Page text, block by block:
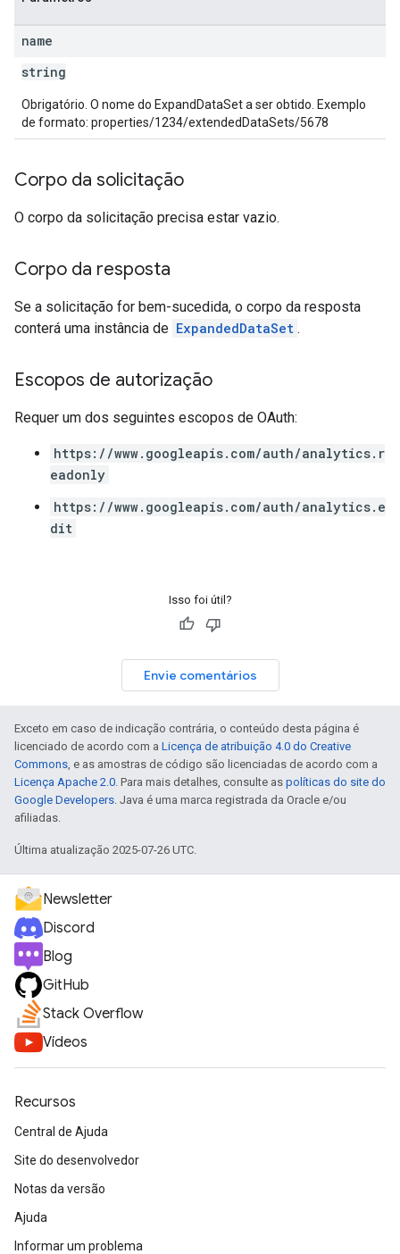
name
string
Obrigatório. O nome do ExpandDataSet a ser obtido. Exemplo
de formato: properties/1234/extendedDataSets/5678
Corpo da solicitação
O corpo da solicitação precisa estar vazio.
Corpo da resposta
Se a solicitação for bem-sucedida, o corpo da resposta
conterá uma instância de ExpandedDataSet .
Escopos de autorização
Requer um dos seguintes escopos de OAuth:
https://www.googleapis.com/auth/analytics.r
eadonly
https://www.googleapis.com/auth/analytics.e
dit
Isso foi útil?
Envie comentários
Exceto em caso de indicação contrária, o conteúdo desta página é
licenciado de acordo com a Licença de atribuição 4.0 do Creative
Commons, e as amostras de código são licenciadas de acordo com a
Licença Apache 2.0. Para mais detalhes, consulte as políticas do site do
Google Developers. Java é uma marca registrada da Oracle e/ou
afiliadas.
Última atualização 2025-07-26 UTC.
Newsletter
Discord
Blog
GitHub
Stack Overflow
Vídeos
Recursos
Central de Ajuda
Site do desenvolvedor
Notas da versão
Ajuda
Informar um problema